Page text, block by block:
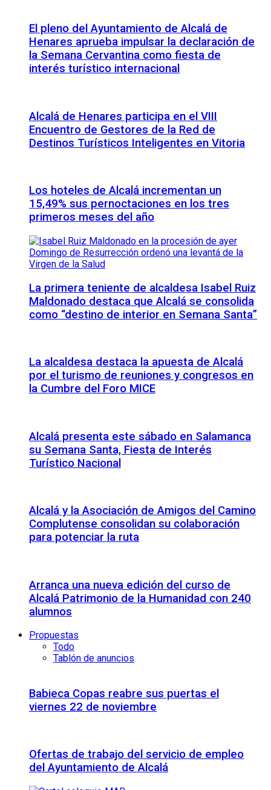
El pleno del Ayuntamiento de Alcalá de
Henares aprueba impulsar la declaración de
la Semana Cervantina como fiesta de
interés turístico internacional
Alcalá de Henares participa en el VIII
Encuentro de Gestores de la Red de
Destinos Turísticos Inteligentes en Vitoria
Los hoteles de Alcalá incrementan un
15,49% sus pernoctaciones en los tres
primeros meses del año
La primera teniente de alcaldesa Isabel Ruiz
Maldonado destaca que Alcalá se consolida
como “destino de interior en Semana Santa”
La alcaldesa destaca la apuesta de Alcalá
por el turismo de reuniones y congresos en
la Cumbre del Foro MICE
Alcalá presenta este sábado en Salamanca
su Semana Santa, Fiesta de Interés
Turístico Nacional
Alcalá y la Asociación de Amigos del Camino
Complutense consolidan su colaboración
para potenciar la ruta
Arranca una nueva edición del curso de
Alcalá Patrimonio de la Humanidad con 240
alumnos
Propuestas
Todo
Tablón de anuncios
Babieca Copas reabre sus puertas el
viernes 22 de noviembre
Ofertas de trabajo del servicio de empleo
del Ayuntamiento de Alcalá